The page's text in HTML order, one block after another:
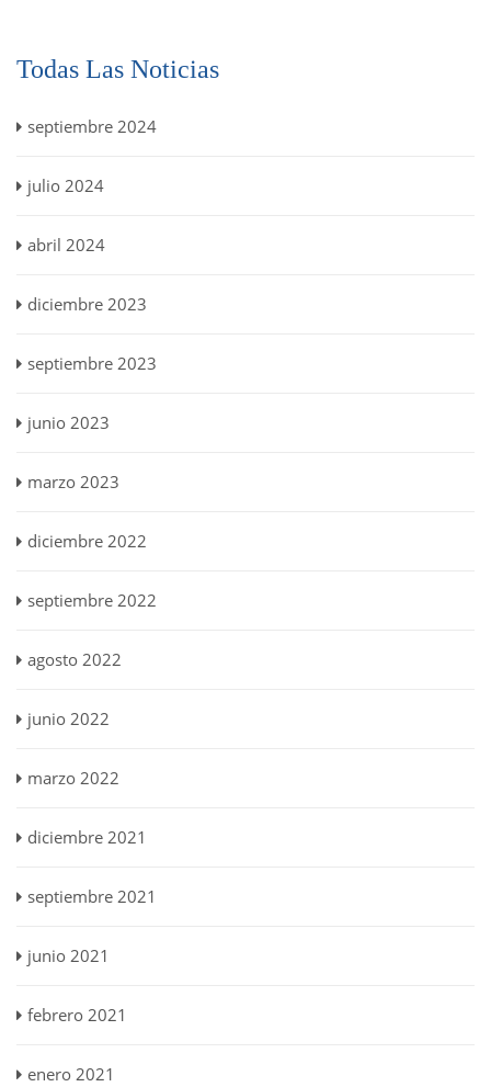
Todas Las Noticias
septiembre 2024
julio 2024
abril 2024
diciembre 2023
septiembre 2023
junio 2023
marzo 2023
diciembre 2022
septiembre 2022
agosto 2022
junio 2022
marzo 2022
diciembre 2021
septiembre 2021
junio 2021
febrero 2021
enero 2021